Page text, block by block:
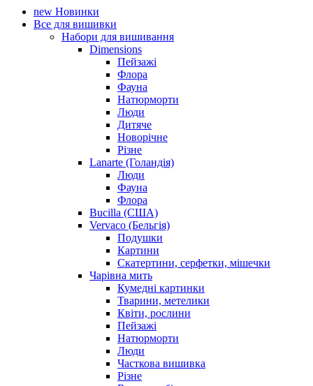
new Новинки
Все для вишивки
Набори для вишивання
Dimensions
Пейзажі
Флора
Фауна
Натюрморти
Люди
Дитяче
Новорічне
Різне
Lanarte (Голандія)
Люди
Фауна
Флора
Bucilla (США)
Vervaco (Бельгія)
Подушки
Картини
Скатертини, серфетки, мішечки
Чарiвна мить
Кумедні картинки
Тварини, метелики
Квіти, рослини
Пейзажі
Натюрморти
Люди
Часткова вишивка
Різне